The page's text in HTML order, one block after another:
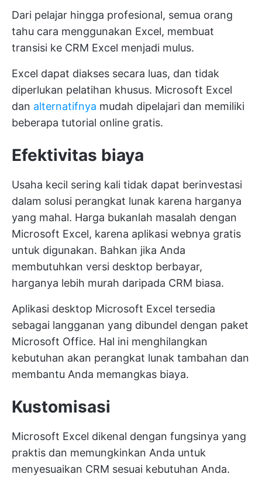
Dari pelajar hingga profesional, semua orang
tahu cara menggunakan Excel, membuat
transisi ke CRM Excel menjadi mulus.
Excel dapat diakses secara luas, dan tidak
diperlukan pelatihan khusus. Microsoft Excel
dan alternatifnya mudah dipelajari dan memiliki
beberapa tutorial online gratis.
Efektivitas biaya
Usaha kecil sering kali tidak dapat berinvestasi
dalam solusi perangkat lunak karena harganya
yang mahal. Harga bukanlah masalah dengan
Microsoft Excel, karena aplikasi webnya gratis
untuk digunakan. Bahkan jika Anda
membutuhkan versi desktop berbayar,
harganya lebih murah daripada CRM biasa.
Aplikasi desktop Microsoft Excel tersedia
sebagai langganan yang dibundel dengan paket
Microsoft Office. Hal ini menghilangkan
kebutuhan akan perangkat lunak tambahan dan
membantu Anda memangkas biaya.
Kustomisasi
Microsoft Excel dikenal dengan fungsinya yang
praktis dan memungkinkan Anda untuk
menyesuaikan CRM sesuai kebutuhan Anda.